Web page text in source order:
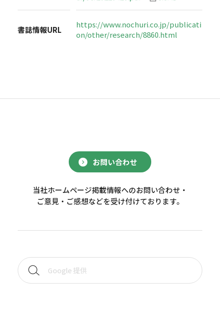
書誌情報URL
https://www.nochuri.co.jp/publicati
on/other/research/8860.html
お問い合わせ
当社ホームページ掲載情報へのお問い合わせ・
ご意見・ご感想などを受け付けております。